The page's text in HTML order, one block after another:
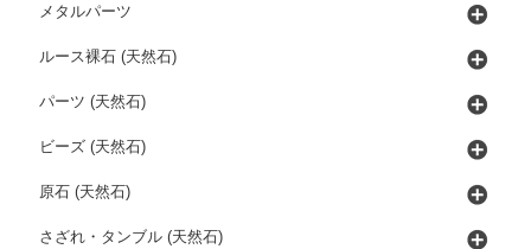
メタルパーツ
ルース裸石 (天然石)
パーツ (天然石)
ビーズ (天然石)
原石 (天然石)
さざれ・タンブル (天然石)